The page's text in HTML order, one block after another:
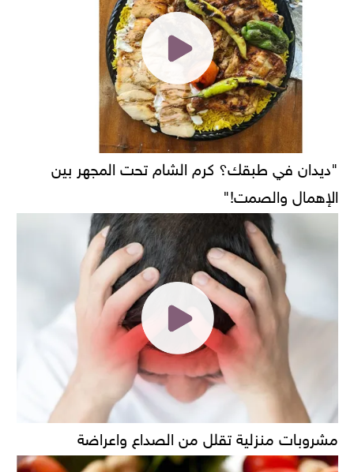
"ديدان في طبقك؟ كرم الشام تحت المجهر بين
الإهمال والصمت!"
مشروبات منزلية تقلل من الصداع واعراضة